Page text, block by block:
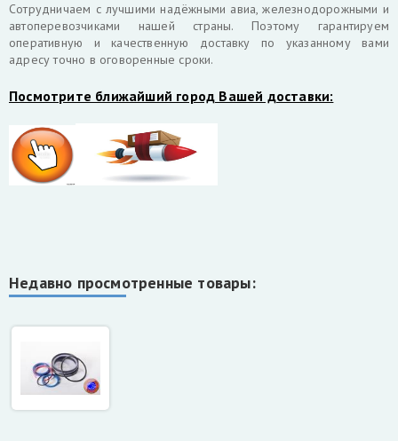
Cотрудничаем с лучшими надёжными авиа, железнодорожными и
автоперевозчиками нашей страны. Поэтому гарантируем
оперативную и качественную доставку по указанному вами
адресу точно в оговоренные сроки.
Посмотрите ближайший город Вашей доставки:
Недавно просмотренные товары: